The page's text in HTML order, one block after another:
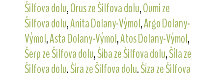
Šilfova dolu,Orus ze Šilfova dolu,Oumi ze
Šilfova dolu,Anita Dolany-Výmol,Argo Dolany-
Výmol,Asta Dolany-Výmol,Atos Dolany-Výmol,
Šerp ze Šilfova dolu,Šíba ze Šilfova dolu,Šíla ze
Šilfova dolu,Šíra ze Šilfova dolu,Šíza ze Šilfova